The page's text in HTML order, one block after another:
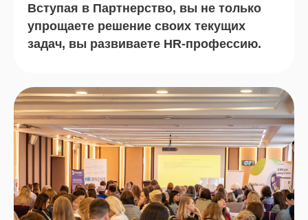
Вступая в Партнерство, вы не только
упрощаете решение своих текущих
задач, вы развиваете HR-профессию.
Опытные HRD и ведущие HR-специалисты
решают вместе с вами задачи, поставленные
вашим работодателем.
График встреч в CRM-системесоставляется
Эксперты работают на основании ваших
запросов.
96,7% кандидатов
региона